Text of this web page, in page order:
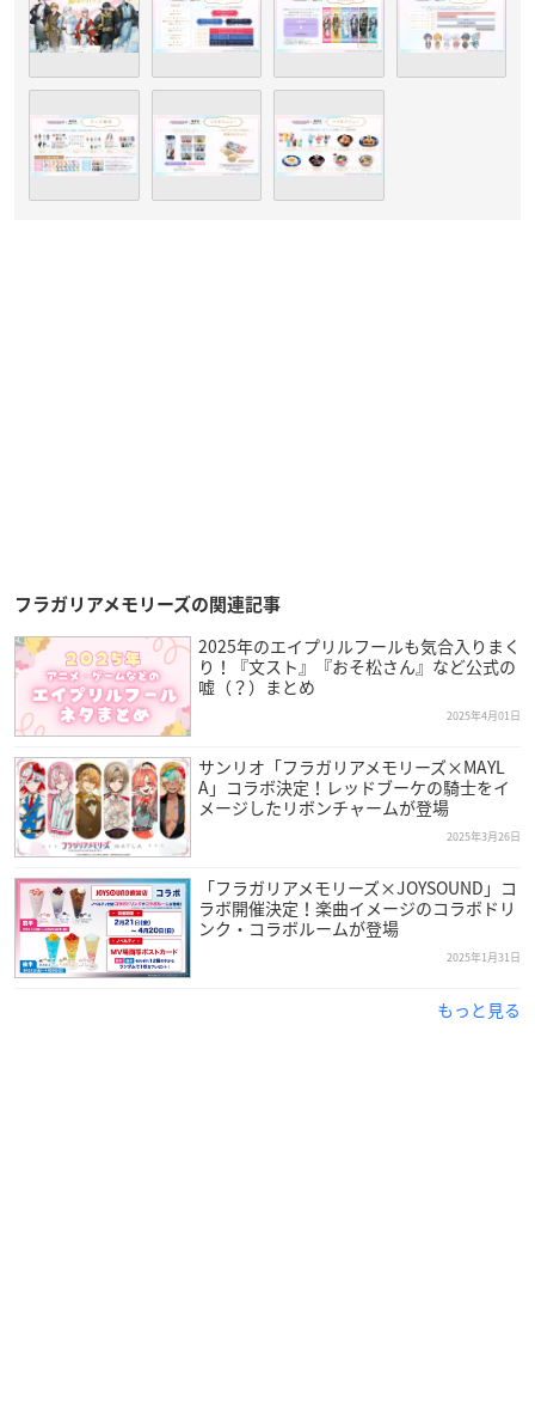
フラガリアメモリーズの関連記事
2025年のエイプリルフールも気合入りまく
り！『文スト』『おそ松さん』など公式の
嘘（？）まとめ
2025年4月01日
サンリオ「フラガリアメモリーズ×MAYL
A」コラボ決定！レッドブーケの騎士をイ
メージしたリボンチャームが登場
2025年3月26日
「フラガリアメモリーズ×JOYSOUND」コ
ラボ開催決定！楽曲イメージのコラボドリ
ンク・コラボルームが登場
2025年1月31日
もっと見る